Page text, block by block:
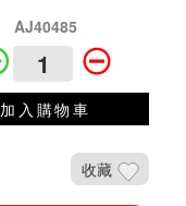
AJ40485
加入購物車
收藏